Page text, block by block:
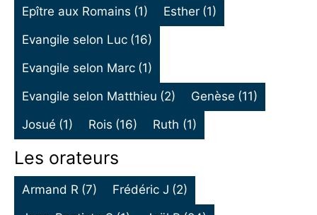
Epître aux Romains (1) Esther (1)
Evangile selon Luc (16)
Evangile selon Marc (1)
Evangile selon Matthieu (2) Genèse (11)
Josué (1) Rois (16) Ruth (1)
Les orateurs
Armand R (7) Frédéric J (2)